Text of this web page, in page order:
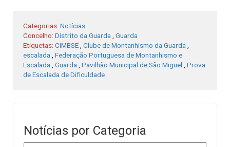
Categorias: Notícias
Concelho: Distrito da Guarda
Guarda
Etiquetas: CIMBSE Clube de Montanhismo da Guarda
escalada
Federação Portuguesa de Montanhismo e
Escalada
Guarda Pavilhão Municipal de São Miguel
Prova
de Escalada de Dificuldade
Notícias por Categoria